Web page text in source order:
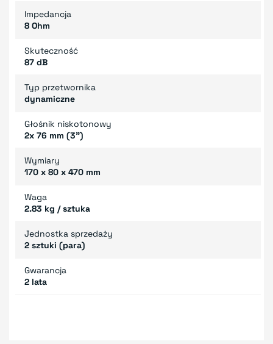
Impedancja
8 Ohm
Skuteczność
87 dB
Typ przetwornika
dynamiczne
Głośnik niskotonowy
2x 76 mm (3")
Wymiary
170 x 80 x 470 mm
Waga
2.83 kg / sztuka
Jednostka sprzedaży
2 sztuki (para)
Gwarancja
2 lata